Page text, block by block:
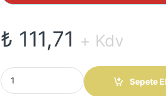
₺ 111,71 + Kdv
4,8mm Mantar Led 3300 Celvin (100
Sepete